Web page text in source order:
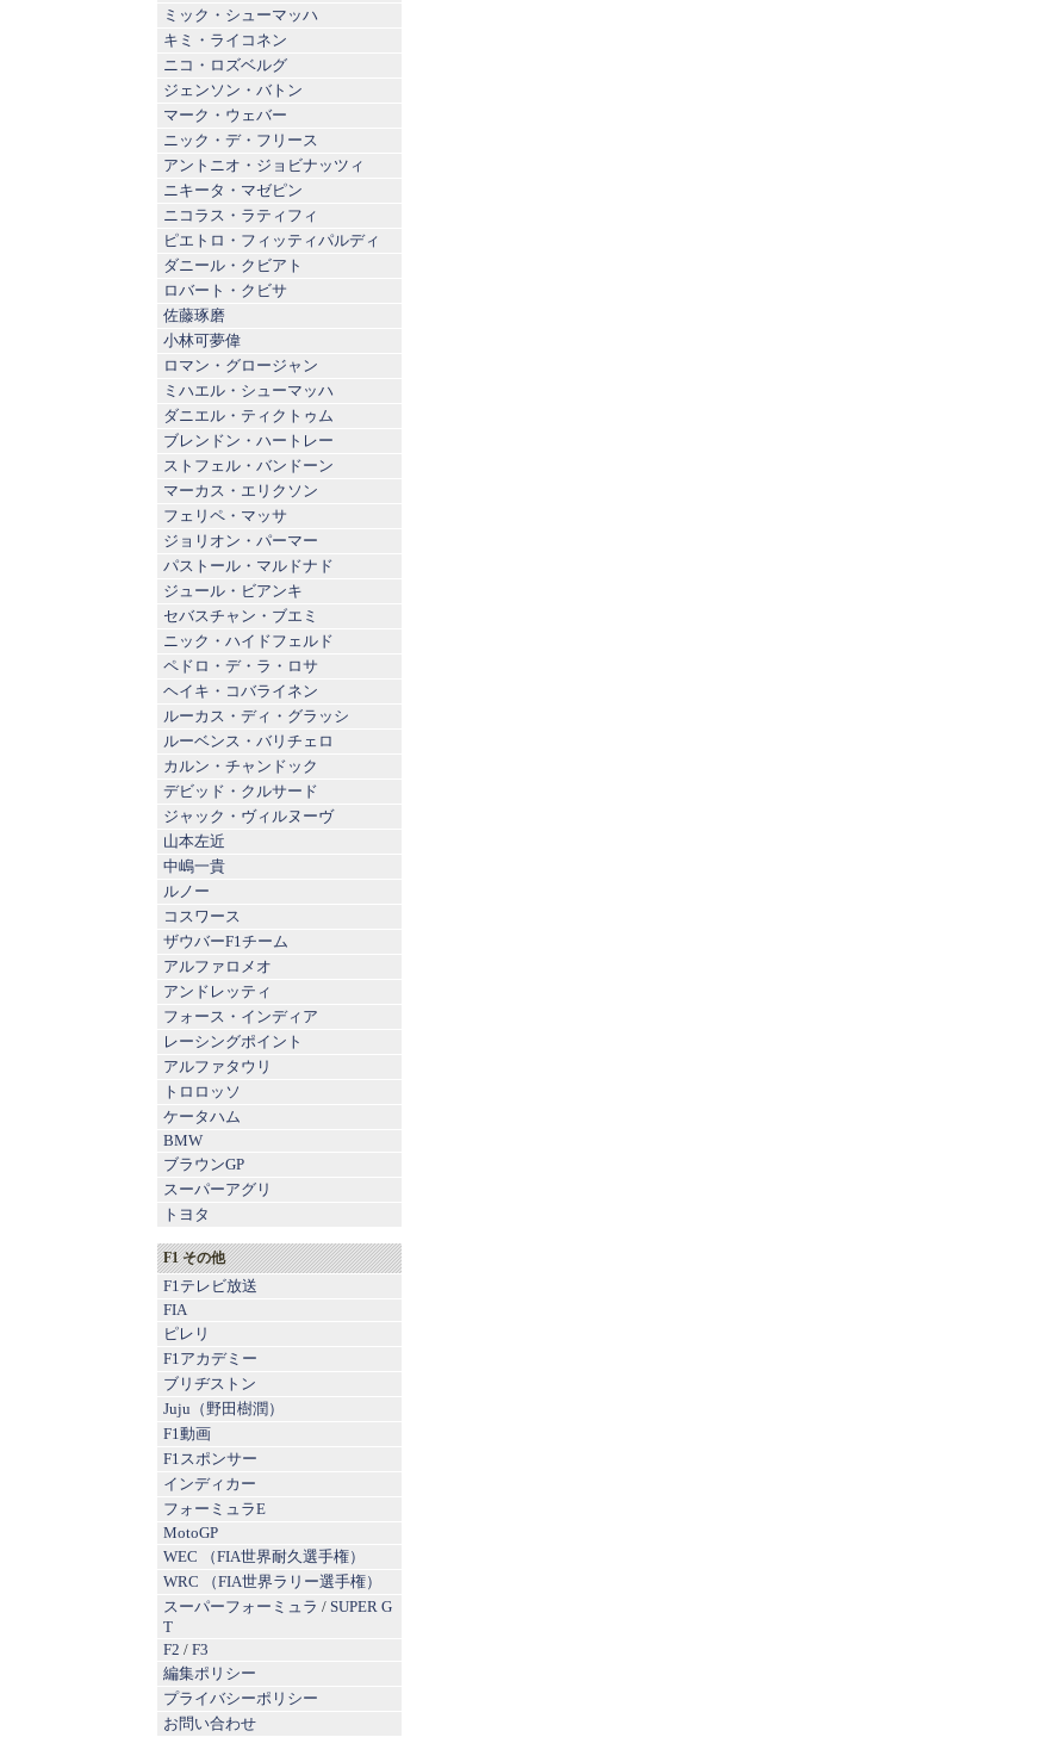
ミック・シューマッハ
キミ・ライコネン
ニコ・ロズベルグ
ジェンソン・バトン
マーク・ウェバー
ニック・デ・フリース
アントニオ・ジョビナッツィ
ニキータ・マゼピン
ニコラス・ラティフィ
ピエトロ・フィッティパルディ
ダニール・クビアト
ロバート・クビサ
佐藤琢磨
小林可夢偉
ロマン・グロージャン
ミハエル・シューマッハ
ダニエル・ティクトゥム
ブレンドン・ハートレー
ストフェル・バンドーン
マーカス・エリクソン
フェリペ・マッサ
ジョリオン・パーマー
パストール・マルドナド
ジュール・ビアンキ
セバスチャン・ブエミ
ニック・ハイドフェルド
ペドロ・デ・ラ・ロサ
ヘイキ・コバライネン
ルーカス・ディ・グラッシ
ルーベンス・バリチェロ
カルン・チャンドック
デビッド・クルサード
ジャック・ヴィルヌーヴ
山本左近
中嶋一貴
ルノー
コスワース
ザウバーF1チーム
アルファロメオ
アンドレッティ
フォース・インディア
レーシングポイント
アルファタウリ
トロロッソ
ケータハム
BMW
ブラウンGP
スーパーアグリ
トヨタ
F1 その他
F1テレビ放送
FIA
ピレリ
F1アカデミー
ブリヂストン
Juju（野田樹潤）
F1動画
F1スポンサー
インディカー
フォーミュラE
MotoGP
WEC （FIA世界耐久選手権）
WRC （FIA世界ラリー選手権）
スーパーフォーミュラ / SUPER G
T
F2 / F3
編集ポリシー
プライバシーポリシー
お問い合わせ